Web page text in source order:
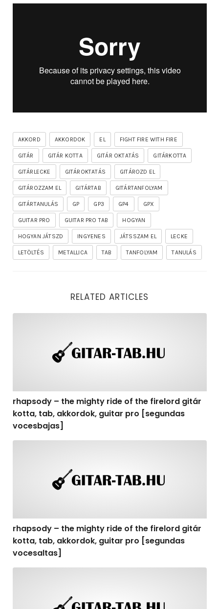
AKKORD AKKORDOK EL FIGHT FIRE WITH FIRE
GITÁR GITÁR KOTTA GITÁR OKTATÁS GITÁRKOTTA
GITÁRLECKE GITÁROKTATÁS GITÁROZD EL
GITÁROZZAM EL GITÁRTAB GITÁRTANFOLYAM
GITÁRTANULÁS GP GP3 GP4 GPX
GUITAR PRO GUITAR PRO TAB HOGYAN
HOGYAN JÁTSZD INGYENES JÁTSSZAM EL LECKE
LETÖLTÉS METALLICA TAB TANFOLYAM TANULÁS
RELATED ARTICLES
rhapsody – the mighty ride of the firelord gitár
kotta, tab, akkordok, guitar pro [segundas
vocesbajas]
rhapsody – the mighty ride of the firelord gitár
kotta, tab, akkordok, guitar pro [segundas
vocesaltas]